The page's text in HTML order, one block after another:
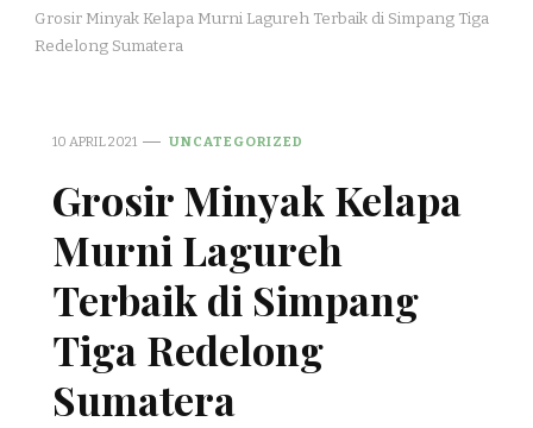
Grosir Minyak Kelapa Murni Lagureh Terbaik di Simpang Tiga
Redelong Sumatera
10 APRIL 2021 UNCATEGORIZED
Grosir Minyak Kelapa
Murni Lagureh
Terbaik di Simpang
Tiga Redelong
Sumatera